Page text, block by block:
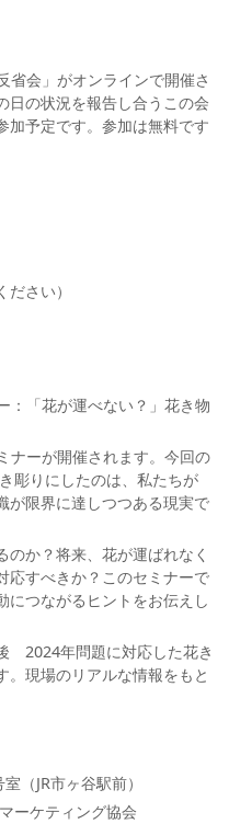
省会」がオンラインで開催さ
日の状況を報告し合うこの会
加予定です。参加は無料です
さい）
：「花が運べない？」花き物
ナーが開催されます。今回の
彫りにしたのは、私たちが
が限界に達しつつある現実で
か？将来、花が運ばれなく
応すべきか？このセミナーで
につながるヒントをお伝えし
2024年問題に対応した花き
現場のリアルな情報をもと
（JR市ヶ谷駅前）
ーケティング協会